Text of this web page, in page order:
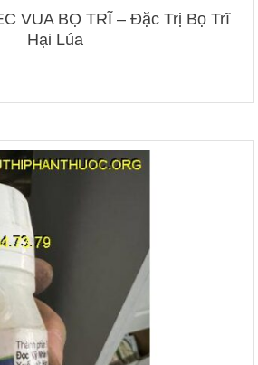
VUA BỌ TRĨ – Đặc Trị Bọ Trĩ
Hại Lúa